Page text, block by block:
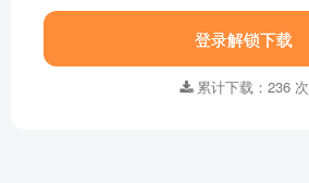
登录解锁下载
累计下载：236 次